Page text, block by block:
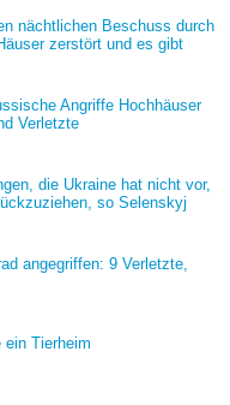
nächtlichen Beschuss durch
zerstört und es gibt
Angriffe Hochhäuser
Verletzte
die Ukraine hat nicht vor,
so Selenskyj
angegriffen: 9 Verletzte,
ein Tierheim